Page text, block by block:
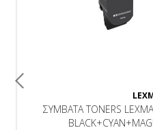
ΣΥΜΒΑΤΑ TONERS